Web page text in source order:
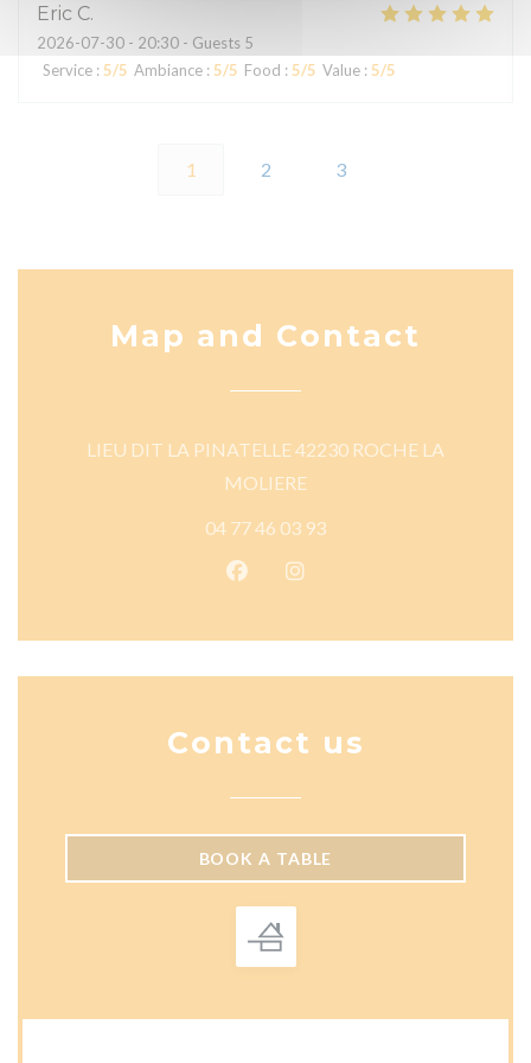
Eric C
2026-07-30 - 20:30 - Guests 5
Service : 5/5 Ambiance : 5/5 Food : 5/5 Value : 5/5
1 2 3
Map and Contact
LIEU DIT LA PINATELLE 42230 ROCHE LA
MOLIERE((opens in a new window))
04 77 46 03 93
Facebook ((opens in a new
Instagram ((opens in a
Contact us
BOOK A TABLE